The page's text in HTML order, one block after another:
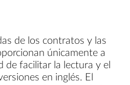
de los contratos y las
únicamente a
de facilitar la lectura y el
en inglés. El